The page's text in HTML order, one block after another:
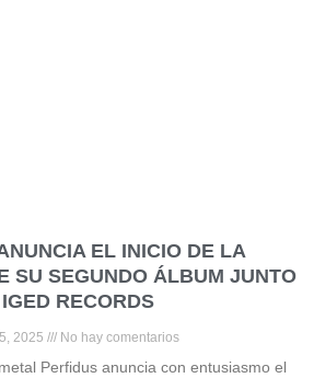
EL INICIO DE LA
SU SEGUNDO ÁLBUM JUNTO
RECORDS
2025 No hay comentarios
Perfidus anuncia con entusiasmo el